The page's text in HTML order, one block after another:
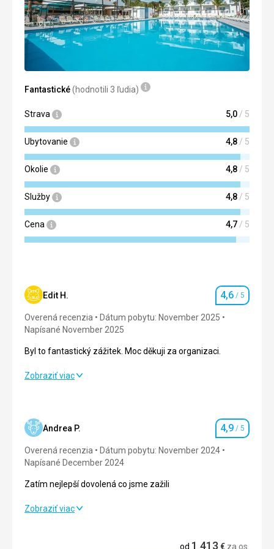
Fantastické(hodnotili 3 ľudia)
Strava 5,0 / 5
Ubytovanie 4,8 / 5
Okolie 4,8 / 5
Služby 4,8 / 5
Cena 4,7 / 5
Edit H. Hodnotenie
4,6 / 5
Overená recenzia
Dátum pobytu: November 2025
Napísané November 2025
Byl to fantastický zážitek. Moc děkuji za organizaci.
Byl to fantastický zážitek. Moc děkuji za organizaci.
Ubytovanie 4,0/ 5
Okolie
Zobraziť viac
Andrea P. Hodnotenie
4,9 / 5
Overená recenzia
Dátum pobytu: November 2024
Napísané December 2024
Zatím nejlepší dovolená co jsme zažili
Zatím nejlepší dovolená co jsme zažili
Zobraziť viac
od 1 413 € za os.